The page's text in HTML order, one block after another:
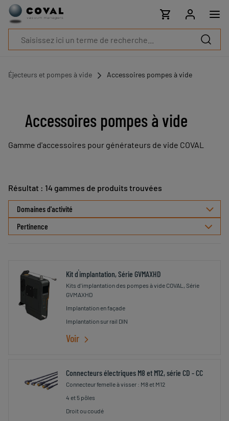
Éjecteurs et pompes à vide Accessoires pompes à vide
Accessoires pompes à vide
Gamme d'accessoires pour générateurs de vide COVAL
Résultat : 14 gammes de produits trouvées
Sélectionner
le
Domaines d'activité
Kit d'implantation, Série GVMAXHD
Kits d'implantation des pompes à vide COVAL, Série
GVMAXHD
Implantation en façade
Implantation sur rail DIN
Voir
Connecteurs électriques M8 et M12, série CD - CC
Connecteur femelle à visser : M8 et M12
4 et 5 pôles
Droit ou coudé
Produits
Industries
Technologies
Ressources
Contacts
Contact